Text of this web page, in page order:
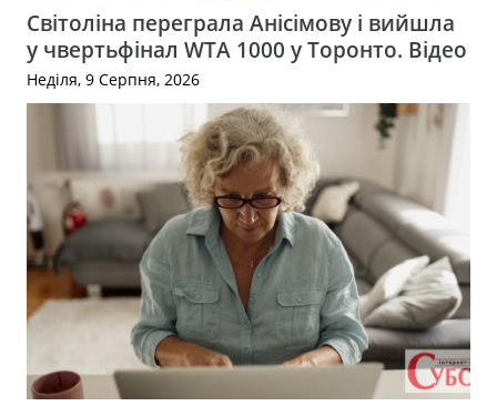
Світоліна переграла Анісімову і вийшла
у чвертьфінал WTA 1000 у Торонто. Відео
Неділя, 9 Серпня, 2026